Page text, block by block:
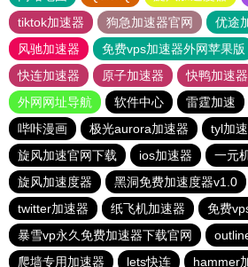
tiktok加速器
狗急加速器官网
优途
风驰加速器
免费vps加速器外网苹果版
快连加速器
原子加速器 快鸭加速器
外网网址导航
软件中心 雷霆加速
哔咔漫画
极光aurora加速器
tyl加
旋风加速官网下载
ios加速器 一元
旋风加速度器
黑洞免费加速度器v1.0
twitter加速器
纸飞机加速器 免费
暴雪vp永久免费加速器下载官网
爬墙专用加速器
lets快连 hammer